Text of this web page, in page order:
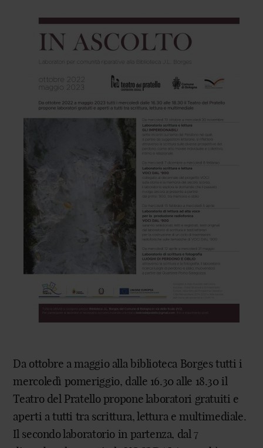
Da ottobre a maggio alla biblioteca Borges tutti i
mercoledì pomeriggio, dalle 16.30 alle 18.30 il
Teatro del Pratello propone laboratori gratuiti e
aperti a tutti tra scrittura, lettura e multimediale.
Il secondo laboratorio in partenza, dal 7